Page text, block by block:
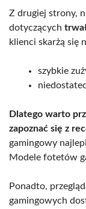
Z drugiej strony,
dotyczących
klienci skarżą się
szybkie
Dlatego warto
zapoznać się z
gamingowy
Modele fotetów
Ponadto,
gamingowych